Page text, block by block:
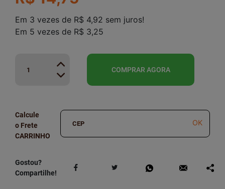
Em 3 vezes de R$ 4,92 sem juros!
Em 5 vezes de R$ 3,25
COMPRAR AGORA
Calcule
o Frete
OK
Gostou?
Compartilhe!